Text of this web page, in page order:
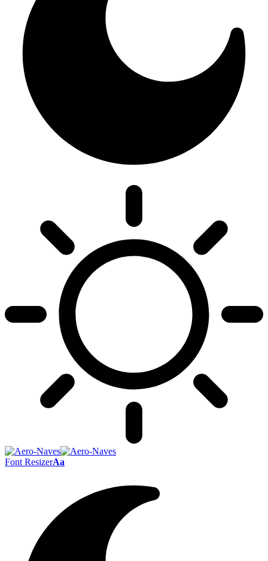
Font ResizerAa